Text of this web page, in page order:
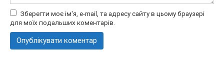
Зберегти моє ім'я, e-mail, та адресу сайту в цьому браузері
для моїх подальших коментарів.